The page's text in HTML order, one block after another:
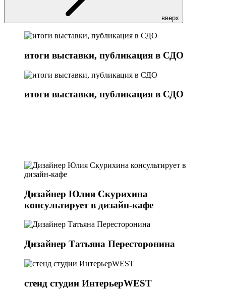
вверх
итоги выставки, публикация в СДО
итоги выставки, публикация в СДО
Дизайнер Юлия Скурихина
консультирует в дизайн-кафе
Дизайнер Татьяна Пересторонина
стенд студии ИнтерьерWEST